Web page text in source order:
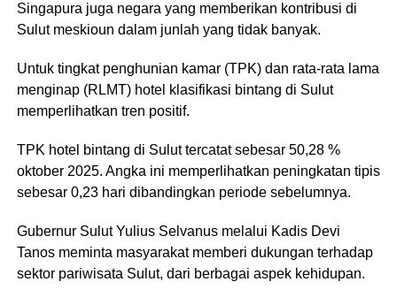
Singapura juga negara yang memberikan kontribusi di
Sulut meskioun dalam junlah yang tidak banyak.
Untuk tingkat penghunian kamar (TPK) dan rata-rata lama
menginap (RLMT) hotel klasifikasi bintang di Sulut
memperlihatkan tren positif.
TPK hotel bintang di Sulut tercatat sebesar 50,28 %
oktober 2025. Angka ini memperlihatkan peningkatan tipis
sebesar 0,23 hari dibandingkan periode sebelumnya.
Gubernur Sulut Yulius Selvanus melalui Kadis Devi
Tanos meminta masyarakat memberi dukungan terhadap
sektor pariwisata Sulut, dari berbagai aspek kehidupan.